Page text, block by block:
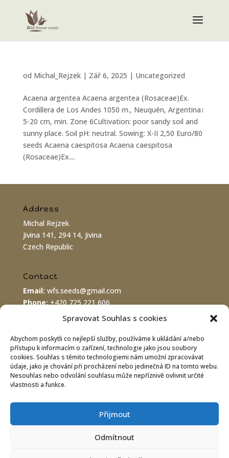
Spravovat Souhlas s cookies
Abychom poskytli co nejlepší služby, používáme k ukládání a/nebo
přístupu k informacím o zařízení, technologie jako jsou soubory
cookies. Souhlas s těmito technologiemi nám umožní zpracovávat
údaje, jako je chování při procházení nebo jedinečná ID na tomto webu.
Nesouhlas nebo odvolání souhlasu může nepříznivě ovlivnit určité
vlastnosti a funkce.
Přijmout
Odmítnout
od Michal_Rejzek| Zář 6, 2025 | Uncategorized
Acaena argentea Acaena argentea (Rosaceae)Ex.
Cordillera de Los Andes 1050 m., Neuquén, Argentina↕
5-20 cm, min. Zone 6Cultivation: poor sandy soil and
sunny place. Soil pH: neutral. Sowing: X-II 2,50 Euro/80
seeds Acaena caespitosa Acaena caespitosa
(Rosaceae)Ex....
Address
Michal Rejzek
Jivina 141, 294 14, Jivina
Czech Republic
Contact
Email: wfs.seeds@gmail.com
Phone:+420 725 221 606
wfs.seeds@gmail.com
Bank connection
IBAN:CZ8620100000002800070575
BIC/SWIFT:FIOBCZPPXXX
Fio banka a.s., Praha 1